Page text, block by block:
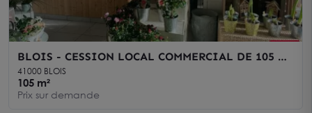
BLOIS - CESSION LOCAL COMMERCIAL DE 105 M²
- BELLE VISIBILITE
41000 BLOIS
105 m²
Prix sur demande